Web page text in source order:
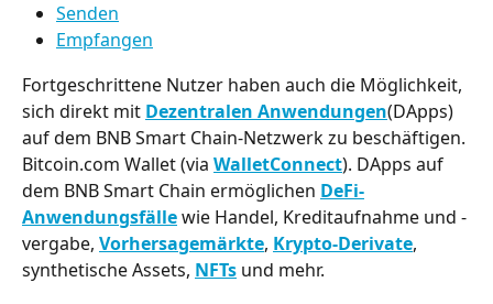
Senden
Empfangen
Fortgeschrittene Nutzer haben auch die Möglichkeit,
sich direkt mit Dezentralen Anwendungen(DApps)
auf dem BNB Smart Chain-Netzwerk zu beschäftigen.
Bitcoin.com Wallet (via WalletConnect). DApps auf
dem BNB Smart Chain ermöglichen DeFi-
Anwendungsfälle wie Handel, Kreditaufnahme und -
vergabe, Vorhersagemärkte, Krypto-Derivate,
synthetische Assets, NFTs und mehr.